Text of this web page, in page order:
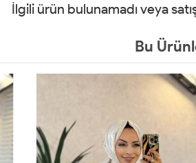
İlgili ürün bulunamadı veya
Bu